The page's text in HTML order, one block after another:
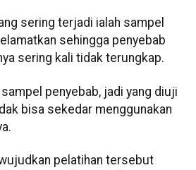
sering terjadi ialah sampel
sehingga penyebab
sering kali tidak terungkap.
penyebab, jadi yang diuji
bisa sekedar menggunakan
pelatihan tersebut